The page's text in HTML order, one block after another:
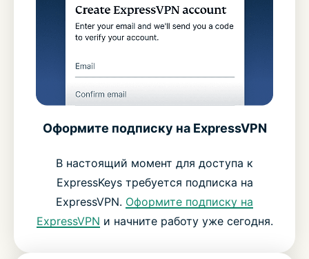
Оформите подписку на ExpressVPN
В настоящий момент для доступа к
ExpressKeys требуется подписка на
ExpressVPN. Оформите подписку на
ExpressVPN и начните работу уже сегодня.